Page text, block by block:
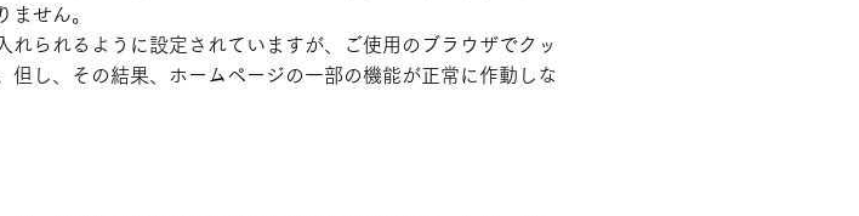
ません。
られるように設定されていますが、ご使用のブラウザでクッ
し、その結果、ホームページの一部の機能が正常に作動しな